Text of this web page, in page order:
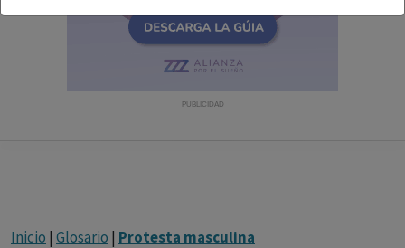
facultados para prescribir o dispensar medicamentos
con ejercicio profesional. La información técnica de los
fármacos se facilita a título meramente informativo,
PUBLICIDAD
Inicio | Glosario | Protesta masculina